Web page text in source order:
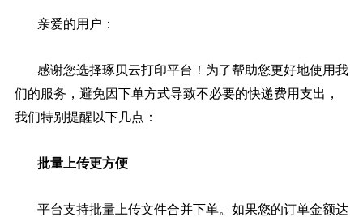
亲爱的用户：
感谢您选择琢贝云打印平台！为了帮助您更好地使用我
们的服务，避免因下单方式导致不必要的快递费用支出，
我们特别提醒以下几点：
批量上传更方便
平台支持批量上传文件合并下单。如果您的订单金额达